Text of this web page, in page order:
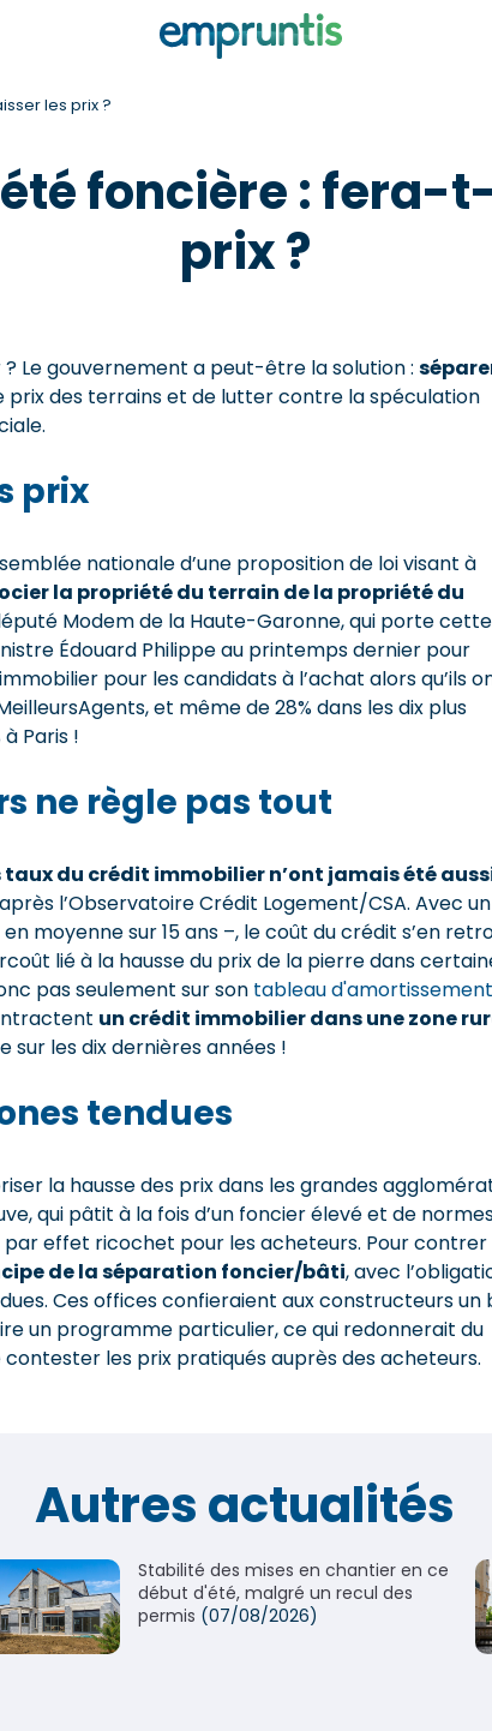
les prix ?
foncière : fera-
prix ?
Le gouvernement a peut-être la solution :
prix des terrains et de lutter contre la spéculation
prix
nationale d’une proposition de loi visant à
la propriété du terrain de la propriété du
Modem de la Haute-Garonne, qui porte cette
Édouard Philippe au printemps dernier pour
pour les candidats à l’achat alors qu’ils
et même de 28% dans les dix plus
Paris !
ne règle pas tout
taux du crédit immobilier n’ont jamais été
l’Observatoire Crédit Logement/CSA. Avec un
moyenne sur 15 ans –, le coût du crédit s’en
lié à la hausse du prix de la pierre dans
pas seulement sur son tableau d'amortissement
un crédit immobilier dans une zone
sur les dix dernières années !
tendues
la hausse des prix dans les grandes
qui pâtit à la fois d’un foncier élevé et de
effet ricochet pour les acheteurs. Pour contrer
de la séparation foncier/bâti, avec
Ces offices confieraient aux constructeurs un
un programme particulier, ce qui redonnerait du
les prix pratiqués auprès des acheteurs.
Autres actualités
Stabilité des mises en chantier en ce
début d'été, malgré un recul des
permis (07/08/2026)